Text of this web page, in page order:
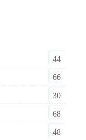
44
66
30
68
48